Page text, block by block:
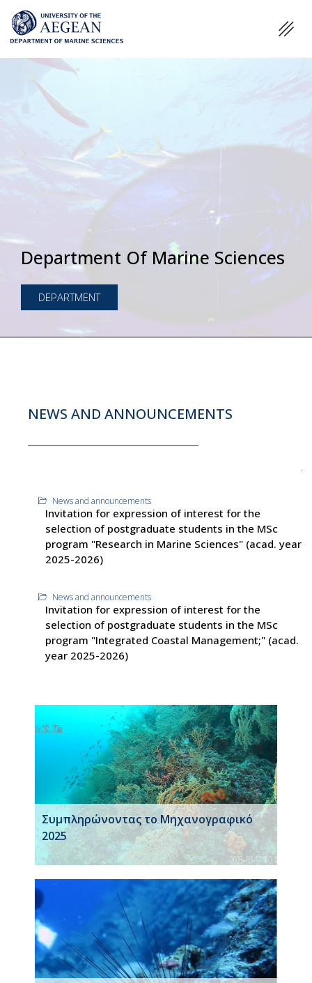
Department Of Marine Sciences
DEPARTMENT
NEWS AND ANNOUNCEMENTS
News and announcements
Invitation for expression of interest for the
selection of postgraduate students in the MSc
program "Research in Marine Sciences" (acad. year
2025-2026)
News and announcements
Invitation for expression of interest for the
selection of postgraduate students in the MSc
program "Integrated Coastal Management;" (acad.
year 2025-2026)
Συμπληρώνοντας το Μηχανογραφικό
2025